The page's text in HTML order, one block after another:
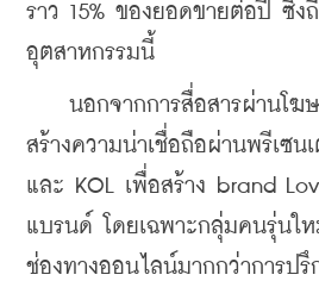
ราว 15% ของยอดขายต่อปี ซึ่ง
อุตสาหกรรมนี้
นอกจากการสื่อสารผ่านโฆษ
สร้างความน่าเชื่อถือผ่านพรีเซน
และ KOL เพื่อสร้าง brand
แบรนด์ โดยเฉพาะกลุ่มคนรุ่นใ
ช่องทางออนไลน์มากกว่าการป